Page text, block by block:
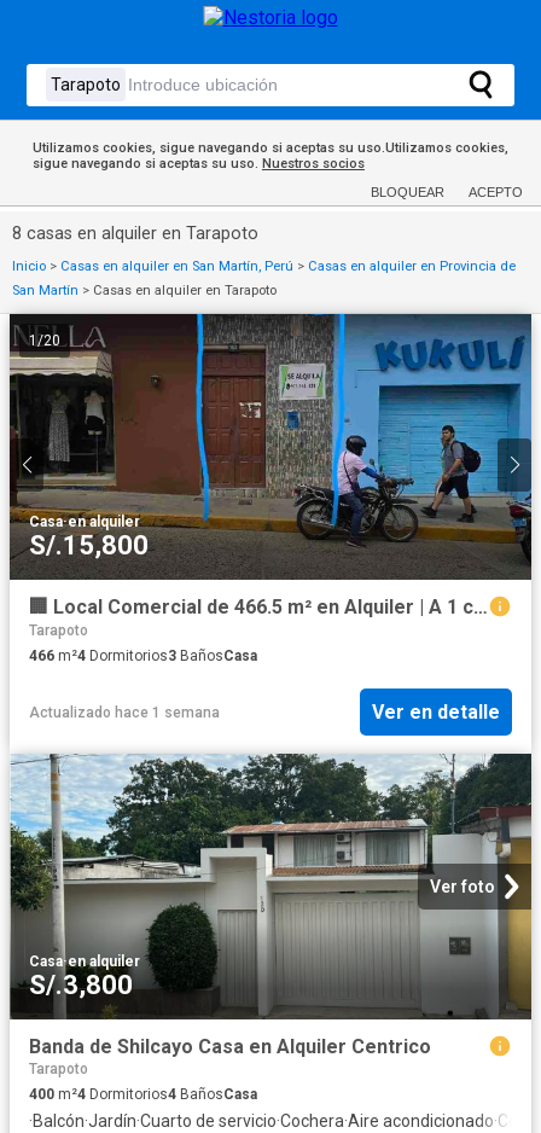
Utilizamos cookies, sigue navegando si aceptas su uso.Utilizamos cookies,
sigue navegando si aceptas su uso. Nuestros socios
BLOQUEAR ACEPTO
8 casas en alquiler en Tarapoto
Inicio > Casas en alquiler en San Martín, Perú > Casas en alquiler en Provincia de
San Martín > Casas en alquiler en Tarapoto
1 /20
Casa·en alquiler
S/.15,800
🏢 Local Comercial de 466.5 m² en Alquiler | A 1 cuadra de la Plaza de Armas - Tarapoto
Tarapoto
466 m²4 Dormitorios3 BañosCasa
Actualizado hace 1 semana Ver en detalle
Ver foto
Casa·en alquiler
S/.3,800
Banda de Shilcayo Casa en Alquiler Centrico
Tarapoto
400 m²4 Dormitorios4 BañosCasa
·Balcón·Jardín·Cuarto de servicio·Cochera·Aire acondicionado·